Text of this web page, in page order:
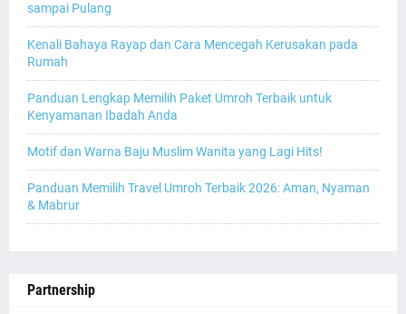
sampai Pulang
Kenali Bahaya Rayap dan Cara Mencegah Kerusakan pada
Rumah
Panduan Lengkap Memilih Paket Umroh Terbaik untuk
Kenyamanan Ibadah Anda
Motif dan Warna Baju Muslim Wanita yang Lagi Hits!
Panduan Memilih Travel Umroh Terbaik 2026: Aman, Nyaman
& Mabrur
Partnership